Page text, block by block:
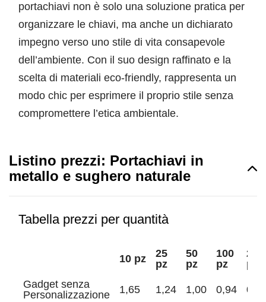
portachiavi non è solo una soluzione pratica per
organizzare le chiavi, ma anche un dichiarato
impegno verso uno stile di vita consapevole
dell’ambiente. Con il suo design raffinato e la
scelta di materiali eco-friendly, rappresenta un
modo chic per esprimere il proprio stile senza
compromettere l’etica ambientale.
Listino prezzi: Portachiavi in
metallo e sughero naturale
Tabella prezzi per quantità
10 pz
25
pz
50
pz
100
pz
250
pz
Gadget senza
Personalizzazione
1,65 1,24 1,00 0,94